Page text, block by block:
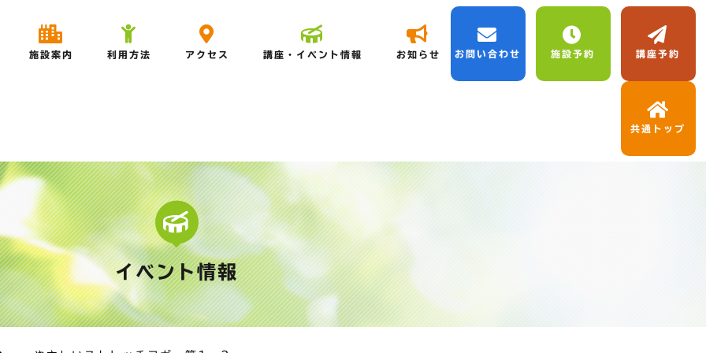
施設案内 利用方法 アクセス 講座・イベント情報 お知らせ お問い合わせ 施設予約 講座予約
共通トップ
イベント情報